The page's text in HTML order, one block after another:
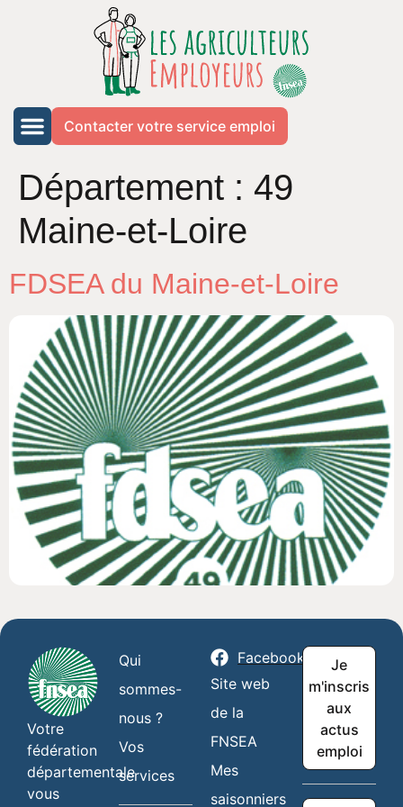
Contacter votre service emploi
Département : 49
Maine-et-Loire
FDSEA du Maine-et-Loire
Votre
fédération
départementale
vous
Qui
sommes-
nous ?
Vos
services
Facebook
Site web
de la
FNSEA
Mes
saisonniers
Je
m'inscris
aux
actus
emploi